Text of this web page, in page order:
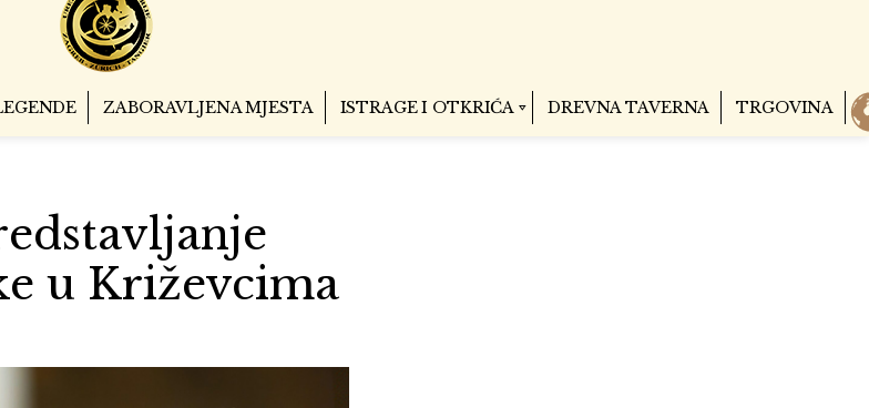
ZABORAVLJENA MJESTA ISTRAGE I OTKRIĆA DREVNA TAVERNA TRGOVINA
u Križevcima